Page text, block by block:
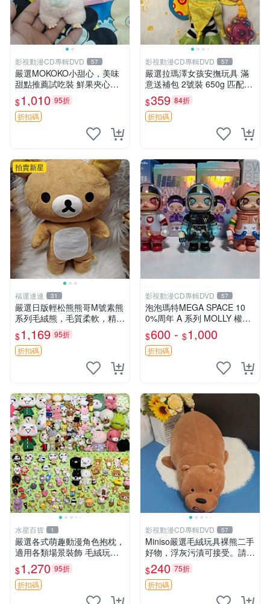
影視動漫CD專輯DVD 57
嚴選MOKOKO小甜心，美味
甜點推薦試吃裝 鮮果夾心糖
果，甜蜜滋味享不停 薄荷草
莓 奶油心 60粒 mini小甜心糖
果，水果味夾心零食裝 心形
$1,010 95折
折扣碼
影視動漫CD專輯DVD 57
嚴選拉瑪澤女孩安撫玩具 滿
意送補包 2號裝 650g 匹配嬰
幼童舒壓好伴侶 女孩專用 安
心選擇 安撫玩偶 衝包 玩具
$359 84折
折扣碼
拍賣新星
福運連連 31
嚴選日版輕松熊熊哥M號素熊
系列毛絨熊，毛質柔軟，精緻
可愛，尺寸35cm，保存狀態
優異。收藏或贈送皆為佳選。
中古 毛絨熊 毛玩偶
$1,169 95折
折扣碼
影視動漫CD專輯DVD 57
泡泡瑪特MEGA SPACE 10
0%周年 A 系列 MOLLY 權威
隱藏款 嚴選薄荷巧克力色 80
年代風味 權威推薦 合適收藏
$600 - $1,000
折扣碼
水星百貨 1
嚴選各式萌趣動漫角色抱枕，
適用各類場景裝飾 毛絨玩
具、卡通抱枕、趣味玩偶
$1,270 95折
折扣碼
影視動漫CD專輯DVD 57
Miniso嚴選毛絨玩具裸熊二手
好物，浮灰污漬可接受。請詳
閱照片再下單，售出不退不
換。全新品相收藏推薦。 裸
熊 毛絨玩具 收藏
$240 75折
折扣碼